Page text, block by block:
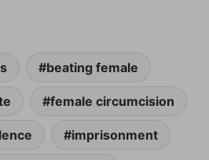
beating female
female circumcision
imprisonment